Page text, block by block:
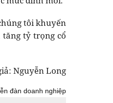
tôi khuyến
tỷ trọng cổ
Nguyễn Long
đàn doanh nghiệp